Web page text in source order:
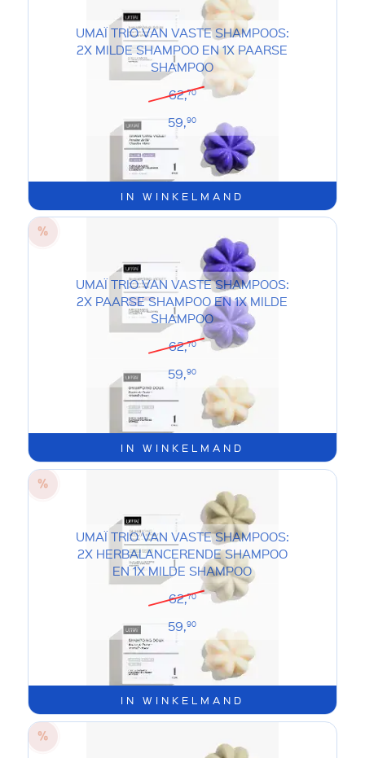
IN WINKELMAND
UMAÏ TRIO VAN VASTE SHAMPOOS:
2X MILDE SHAMPOO EN 1X PAARSE
SHAMPOO
62,70
59,90
IN WINKELMAND
UMAÏ TRIO VAN VASTE SHAMPOOS:
2X PAARSE SHAMPOO EN 1X MILDE
SHAMPOO
62,70
59,90
IN WINKELMAND
UMAÏ TRIO VAN VASTE SHAMPOOS:
2X HERBALANCERENDE SHAMPOO
EN 1X MILDE SHAMPOO
62,70
59,90